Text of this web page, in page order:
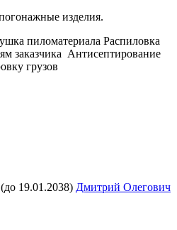
изделия.
пиломатериала Распиловка
заказчика Антисептирование
грузов
19.01.2038) Дмитрий Олегович